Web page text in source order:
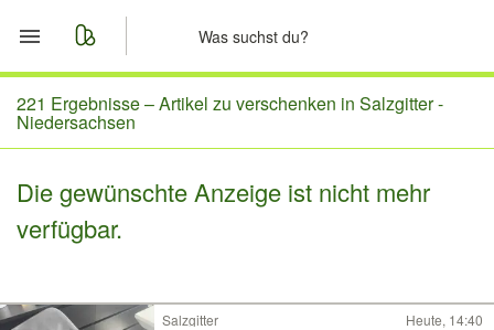
Start
Merkliste
Nachrichten
221 Ergebnisse –Artikel zu verschenken in Salzgitter -
Niedersachsen
Die gewünschte Anzeige ist nicht mehr
verfügbar.
Salzgitter Heute, 14:40